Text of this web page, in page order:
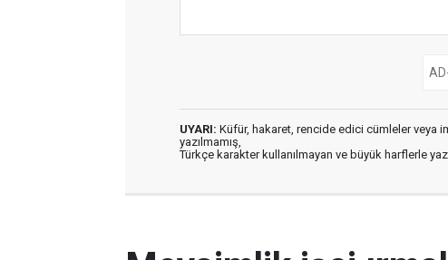
UYARI: Küfür, hakaret, rencide edici cümleler veya
yazılmamış,
Türkçe karakter kullanılmayan ve büyük harflerle